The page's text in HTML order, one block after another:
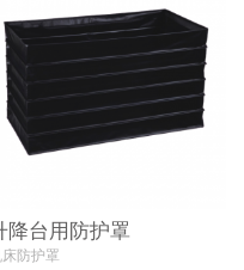
降台用防护罩
防护罩